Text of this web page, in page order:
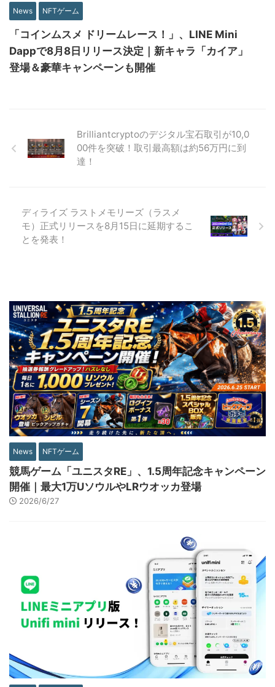
News NFTゲーム
「コインムスメ ドリームレース！」、LINE Mini
Dappで8月8日リリース決定｜新キャラ「カイア」
登場＆豪華キャンペーンも開催
Brilliantcryptoのデジタル宝石取引が10,0
00件を突破！取引最高額は約56万円に到
達！
ディライズ ラストメモリーズ（ラスメ
モ）正式リリースを8月15日に延期するこ
とを発表！
News NFTゲーム
競馬ゲーム「ユニスタRE」、1.5周年記念キャンペーン
開催｜最大1万UソウルやLRウオッカ登場
2026/6/27